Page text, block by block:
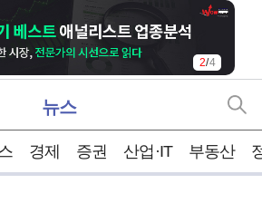
3/4
뉴스
경제 증권 산업·IT 부동산